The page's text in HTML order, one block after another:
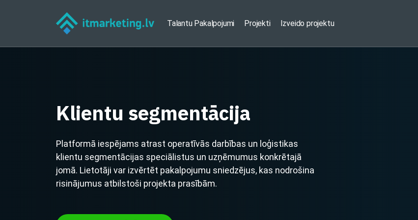
Talantu Pakalpojumi Projekti Izveido projektu
Klientu segmentācija
Platformā iespējams atrast operatīvās darbības un loģistikas
klientu segmentācijas speciālistus un uzņēmumus konkrētajā
jomā. Lietotāji var izvērtēt pakalpojumu sniedzējus, kas nodrošina
risinājumus atbilstoši projekta prasībām.